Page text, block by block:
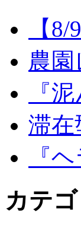
【
農
『
滞在
『
カテ